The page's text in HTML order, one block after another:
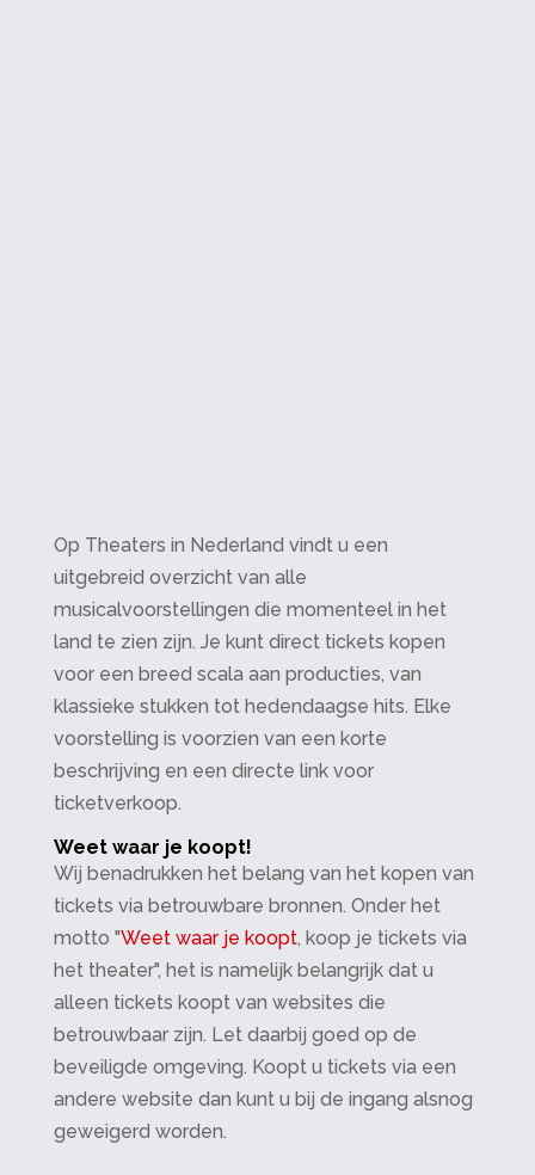
Op Theaters in Nederland vindt u een
uitgebreid overzicht van alle
musicalvoorstellingen die momenteel in het
land te zien zijn. Je kunt direct tickets kopen
voor een breed scala aan producties, van
klassieke stukken tot hedendaagse hits. Elke
voorstelling is voorzien van een korte
beschrijving en een directe link voor
ticketverkoop.
Weet waar je koopt!
Wij benadrukken het belang van het kopen van
tickets via betrouwbare bronnen. Onder het
motto "Weet waar je koopt, koop je tickets via
het theater", het is namelijk belangrijk dat u
alleen tickets koopt van websites die
betrouwbaar zijn. Let daarbij goed op de
beveiligde omgeving. Koopt u tickets via een
andere website dan kunt u bij de ingang alsnog
geweigerd worden.